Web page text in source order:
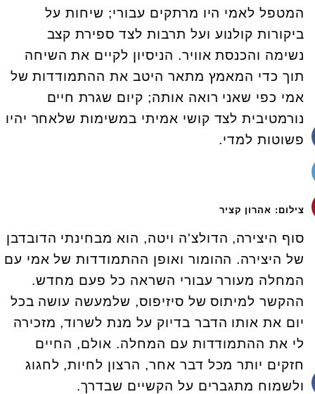
המטפל לאמי היו מרתקים עבורי; שיחות על
ביקורות קולנוע ועל תרבות לצד ספירת קצב
נשימה והכנסת אוויר. הניסיון לקיים את השיחה
תוך כדי המאמץ מתאר היטב את ההתמודדות של
אמי כפי שאני רואה אותה; קיום שגרת חיים
נורמטיבית לצד קושי אמיתי במשימות שלאחר יהיו
פשוטות למדי.
צילום: אהרון קציר
סוף היצירה, הדולצ'ה ויטה, הוא מבחינתי הדובדבן
של היצירה. ההומור ואופן ההתמודדות של אמי עם
המחלה מעורר עבורי השראה כל פעם מחדש.
ההקשר למיתוס של סיזיפוס, שלמעשה עושה בכל
יום את אותו הדבר בדיוק על מנת לשרוד, מזכירה
לי את ההתמודדות עם המחלה. אולם, החיים
חזקים יותר מכל דבר אחר, הרצון לחיות, לחגוג
ולשמוח מתגברים על הקשיים שבדרך.